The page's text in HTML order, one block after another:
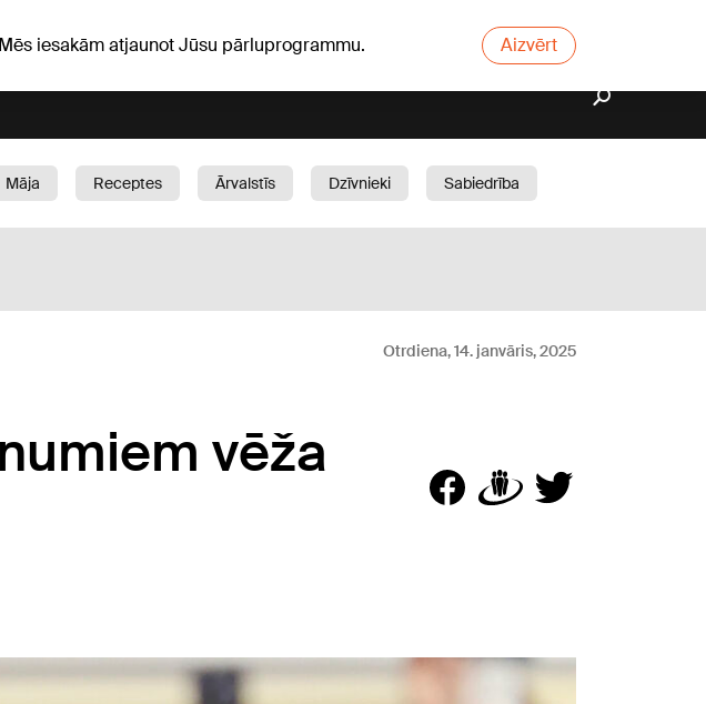
iesakām atjaunot Jūsu pārluprogrammu. Aizvērt
Māja Receptes Ārvalstīs Dzīvnieki
Sabiedrība
Otrdiena, 14. janvāris, 2025
vēža